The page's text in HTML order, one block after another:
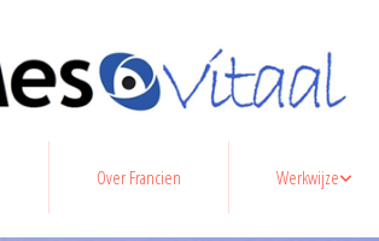
Over Francien Werkwijze